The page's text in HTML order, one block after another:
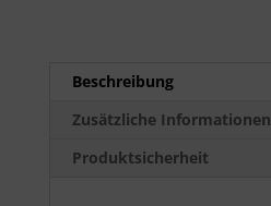
Beschreibung
Zusätzliche Informationen
Produktsicherheit